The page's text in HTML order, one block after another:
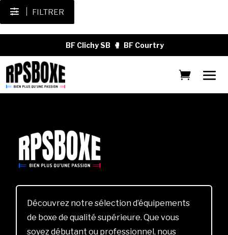
FILTRER
BF Clichy SB 🥊 BF Courtry
Découvrez notre sélection d’équipements
de boxe de qualité supérieure. Que vous
soyez débutant ou professionnel, nous